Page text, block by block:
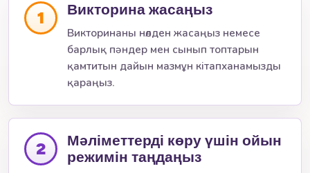
1 Викторина жасаңыз
Викторинаны нөлден жасаңыз немесе
барлық пәндер мен сынып топтарын
қамтитын дайын мазмұн кітапханамызды
қараңыз.
2
Мәліметтерді көру үшін ойын
режимін таңдаңыз